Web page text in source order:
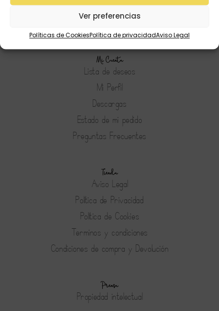
Ver preferencias
Políticas de CookiesPolítica de privacidadAviso Legal
Mi Cuenta
Lista de deseos
Mi Perfil
Descargas
Estado de mi pedido
Preguntas Frecuentes
Tienda
Aviso Legal
Política de Privacidad
Política de Cookies
Terminos y condiciones
Condiciones de compra y Devolución
Prensa
Propiedad intelectual